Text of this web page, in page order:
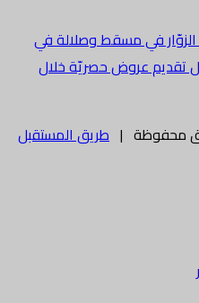
الزوّار في مسقط وصلالة في
تقديم عروض حصريّة خلال
طريق المستقبل